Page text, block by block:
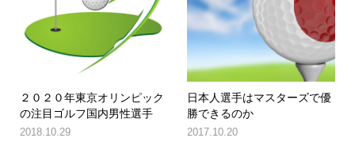
２０２０年東京オリンピック
の注目ゴルフ国内男性選手
2018.10.29
日本人選手はマスターズで優
勝できるのか
2017.10.20